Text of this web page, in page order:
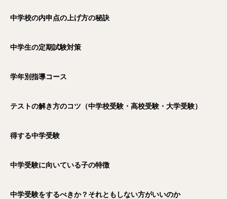
中学校の内申点の上げ方の秘訣
中学生の定期試験対策
学年別指導コース
テストの解き方のコツ（中学校受験・高校受験・大学受験）
得する中学受験
中学受験に向いている子の特徴
中学受験をするべきか？それともしない方がいいのか